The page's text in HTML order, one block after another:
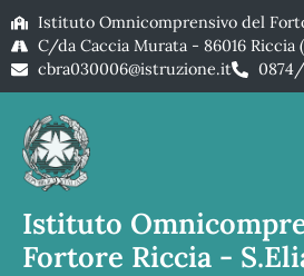
Istituto Omnicomprensivo del
C/da Caccia Murata - 86016 Riccia
cbra030006@istruzione.it
0874/
Istituto
Fortore Riccia -